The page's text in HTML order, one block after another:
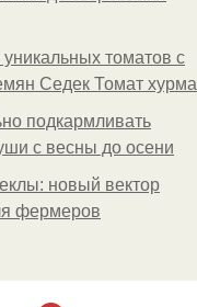
томатов с
Седек Томат хурма
подкармливать
с весны до осени
новый вектор
фермеров